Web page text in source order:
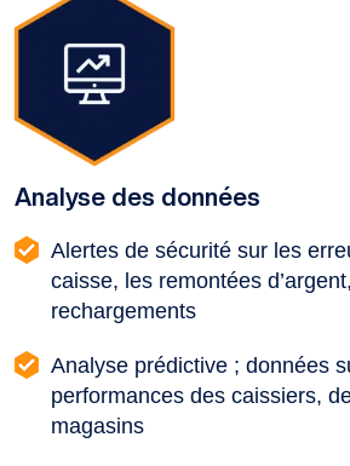
Analyse des données
Alertes de sécurité sur les
caisse, les remontées
rechargements
Analyse prédictive ; données
performances des caissiers,
magasins